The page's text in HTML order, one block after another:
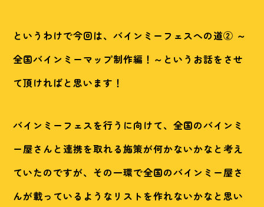
というわけで今回は、バインミーフェスへの道② ～
全国バインミーマップ制作編！～というお話をさせ
て頂ければと思います！
バインミーフェスを行うに向けて、全国のバインミ
ー屋さんと連携を取れる施策が何かないかなと考え
ていたのですが、その一環で全国のバインミー屋さ
んが載っているようなリストを作れないかなと思い